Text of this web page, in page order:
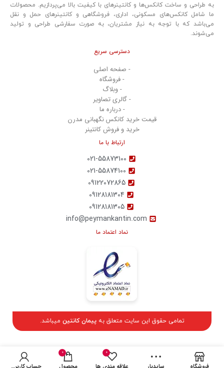
به طراحی و ساخت کانکس‌ها و کانتینرهای با کیفیت بالا می‌پردازیم. محصولات
ما شامل کانکس‌های مسکونی، اداری، فروشگاهی و کانتینرهای حمل و نقل
می‌باشد که با توجه به نیاز مشتریان، به صورت سفارشی طراحی و تولید
می‌شوند.
دسترسی سریع
- صفحه اصلی
- فروشگاه
- وبلاگ
- گالری تصاویر
- درباره ما
قیمت خرید کانکس نگهبانی مدرن
خرید و فروش کانتینر
ارتباط با ما
021-55873100
021-55874100
09122072865
09128181304
09128181305
info@peymankantin.com
نماد اعتماد ما
تمامی حقوق این سایت متعلق بهپیمان کانتین میباشد.
0
0